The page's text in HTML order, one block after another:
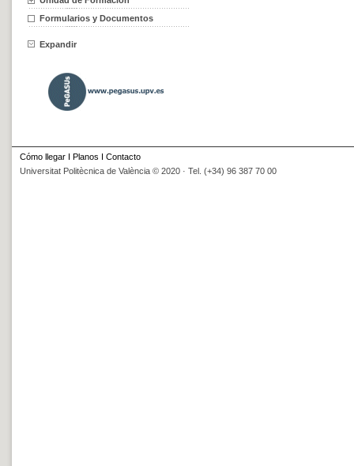
Formularios y Documentos
Expandir
Cómo llegar I Planos I Contacto
Universitat Politècnica de València © 2020 · Tel. (+34) 96 387 70 00